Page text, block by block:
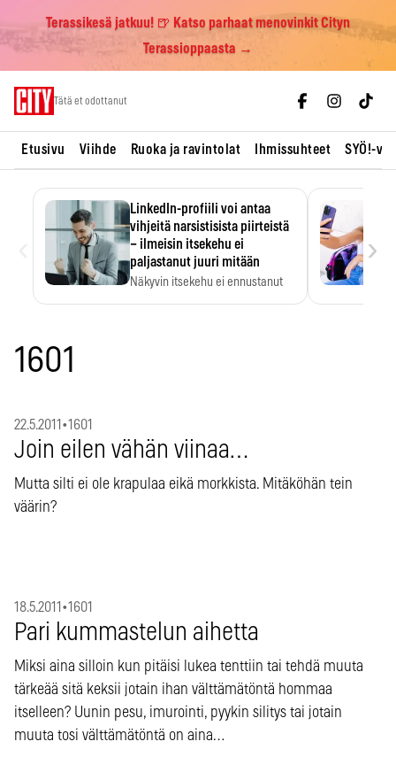
Terassikesä jatkuu! 🍺 Katso parhaat menovinkit Cityn
Terassioppaasta →
Tätä et odottanut
Etusivu Viihde Ruoka ja ravintolat Ihmissuhteet SYÖ!-
LinkedIn-profiili voi antaa
vihjeitä narsistisista piirteistä
– ilmeisin itsekehu ei
paljastanut juuri mitään
Näkyvin itsekehu ei ennustanut
›
1601
22.5.2011 •1601
Join eilen vähän viinaa…
Mutta silti ei ole krapulaa eikä morkkista. Mitäköhän tein
väärin?
18.5.2011 •1601
Pari kummastelun aihetta
Miksi aina silloin kun pitäisi lukea tenttiin tai tehdä muuta
tärkeää sitä keksii jotain ihan välttämätöntä hommaa
itselleen? Uunin pesu, imurointi, pyykin silitys tai jotain
muuta tosi välttämätöntä on aina…